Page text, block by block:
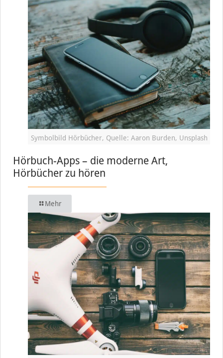
Symbolbild Hörbücher, Quelle: Aaron Burden, Unsplash
Hörbuch-Apps – die moderne Art,
Hörbücher zu hören
Mehr